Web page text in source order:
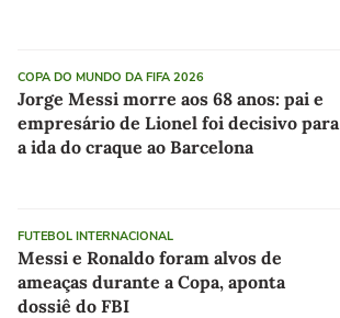
COPA DO MUNDO DA FIFA 2026
Jorge Messi morre aos 68 anos: pai e
empresário de Lionel foi decisivo para
a ida do craque ao Barcelona
FUTEBOL INTERNACIONAL
Messi e Ronaldo foram alvos de
ameaças durante a Copa, aponta
dossiê do FBI